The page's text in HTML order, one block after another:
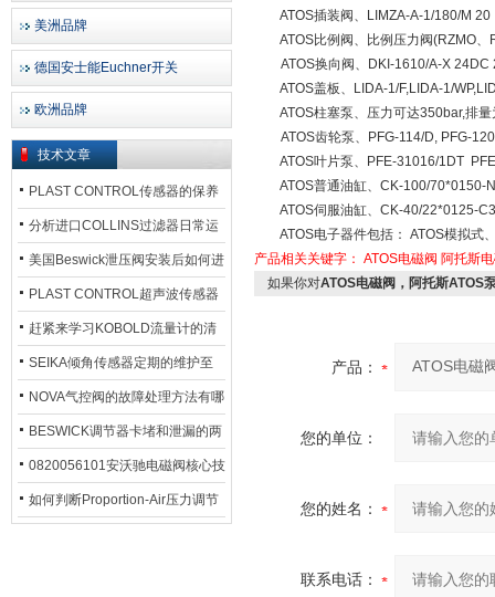
美洲品牌
德国安士能Euchner开关
欧洲品牌
技术文章
PLAST CONTROL传感器的保养
方法
分析进口COLLINS过滤器日常运
行排污步骤
美国Beswick泄压阀安装后如何进
行调试?
PLAST CONTROL超声波传感器
工作原理了解吗？
赶紧来学习KOBOLD流量计的清
洗流程吧
SEIKA倾角传感器定期的维护至
关重要
NOVA气控阀的故障处理方法有哪
些？
BESWICK调节器卡堵和泄漏的两
大问题解决措施
0820056101安沃驰电磁阀核心技
术参数
如何判断Proportion-Air压力调节
ATOS插装阀、LIMZA-A-1/180/M 20
ATOS比例阀、比例压力阀(RZMO、
ATOS换向阀、DKI-1610/A-X 24DC
ATOS盖板、LIDA-1/F,LIDA-1/
ATOS柱塞泵、压力可达350bar,排量
ATOS齿轮泵、PFG-114/D, PFG-
ATOS叶片泵、PFE-31016/1DT
ATOS普通油缸、CK-100/70*0150-
ATOS伺服油缸、CK-40/22*0125-
ATOS电子器件包括： ATOS模
产品相关关键字： ATOS电磁阀 阿托斯
如果你对ATOS电磁阀，阿托斯ATOS
产品：
您的单位：
您的姓名：
联系电话：